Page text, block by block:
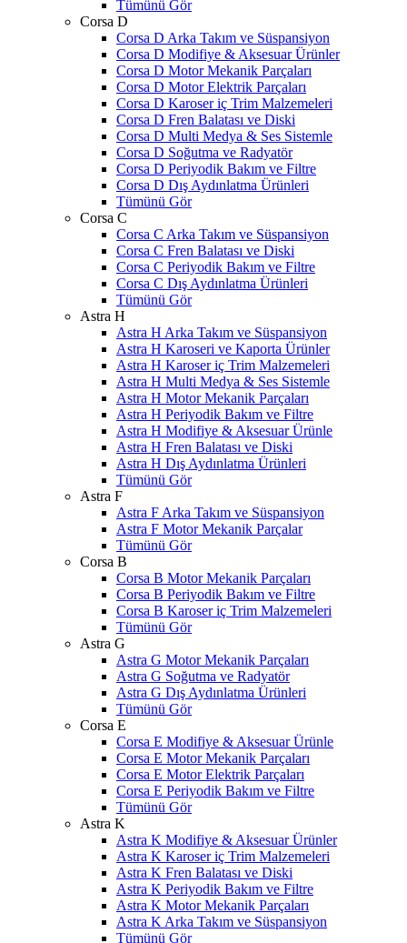
Tümünü Gör
Corsa D
Corsa D Arka Takım ve Süspansiyon
Corsa D Modifiye & Aksesuar Ürünler
Corsa D Motor Mekanik Parçaları
Corsa D Motor Elektrik Parçaları
Corsa D Karoser iç Trim Malzemeleri
Corsa D Fren Balatası ve Diski
Corsa D Multi Medya & Ses Sistemle
Corsa D Soğutma ve Radyatör
Corsa D Periyodik Bakım ve Filtre
Corsa D Dış Aydınlatma Ürünleri
Tümünü Gör
Corsa C
Corsa C Arka Takım ve Süspansiyon
Corsa C Fren Balatası ve Diski
Corsa C Periyodik Bakım ve Filtre
Corsa C Dış Aydınlatma Ürünleri
Tümünü Gör
Astra H
Astra H Arka Takım ve Süspansiyon
Astra H Karoseri ve Kaporta Ürünler
Astra H Karoser iç Trim Malzemeleri
Astra H Multi Medya & Ses Sistemle
Astra H Motor Mekanik Parçaları
Astra H Periyodik Bakım ve Filtre
Astra H Modifiye & Aksesuar Ürünle
Astra H Fren Balatası ve Diski
Astra H Dış Aydınlatma Ürünleri
Tümünü Gör
Astra F
Astra F Arka Takım ve Süspansiyon
Astra F Motor Mekanik Parçalar
Tümünü Gör
Corsa B
Corsa B Motor Mekanik Parçaları
Corsa B Periyodik Bakım ve Filtre
Corsa B Karoser iç Trim Malzemeleri
Tümünü Gör
Astra G
Astra G Motor Mekanik Parçaları
Astra G Soğutma ve Radyatör
Astra G Dış Aydınlatma Ürünleri
Tümünü Gör
Corsa E
Corsa E Modifiye & Aksesuar Ürünle
Corsa E Motor Mekanik Parçaları
Corsa E Motor Elektrik Parçaları
Corsa E Periyodik Bakım ve Filtre
Tümünü Gör
Astra K
Astra K Modifiye & Aksesuar Ürünler
Astra K Karoser iç Trim Malzemeleri
Astra K Fren Balatası ve Diski
Astra K Periyodik Bakım ve Filtre
Astra K Motor Mekanik Parçaları
Astra K Arka Takım ve Süspansiyon
Tümünü Gör